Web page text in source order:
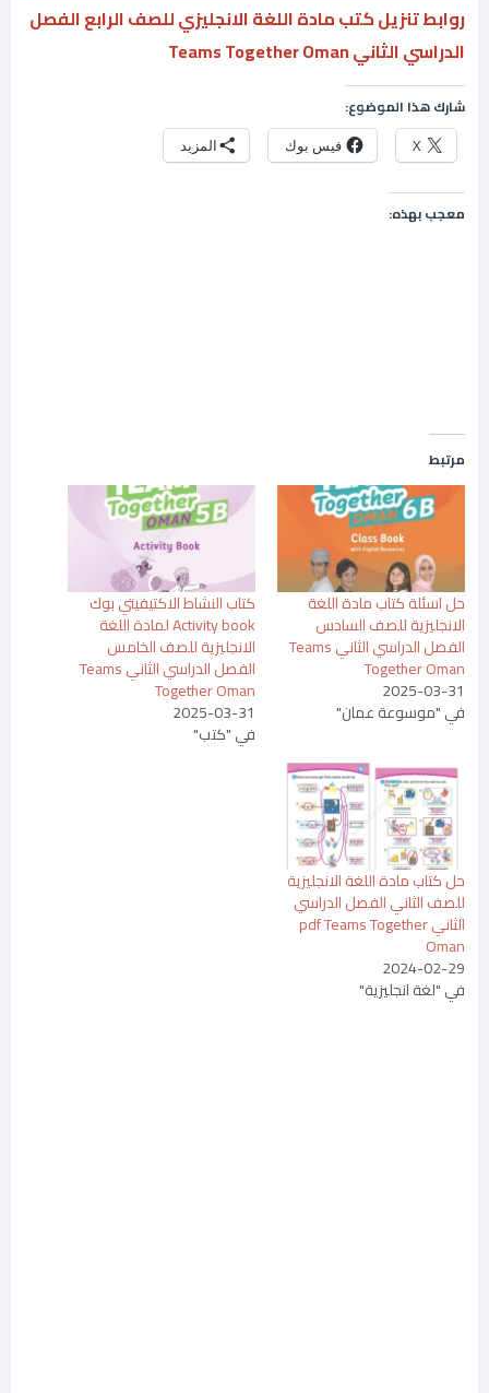
روابط تنزيل كتب مادة اللغة الانجليزي للصف الرابع الفصل
الدراسي الثاني Teams Together Oman
شارك هذا الموضوع:
X فيس بوك المزيد
معجب بهذه:
مرتبط
حل اسئلة كتاب مادة اللغة
الانجليزية للصف السادس
الفصل الدراسي الثاني Teams
Together Oman
2025-03-31
في "موسوعة عمان"
كتاب النشاط الاكتيفيتي بوك
Activity book لمادة اللغة
الانجليزية للصف الخامس
الفصل الدراسي الثاني Teams
Together Oman
2025-03-31
في "كتب"
حل كتاب مادة اللغة الانجليزية
للصف الثاني الفصل الدراسي
الثاني pdf Teams Together
Oman
2024-02-29
في "لغة انجليزية"